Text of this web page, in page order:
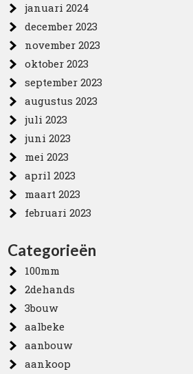
januari 2024
december 2023
november 2023
oktober 2023
september 2023
augustus 2023
juli 2023
juni 2023
mei 2023
april 2023
maart 2023
februari 2023
Categorieën
100mm
2dehands
3bouw
aalbeke
aanbouw
aankoop